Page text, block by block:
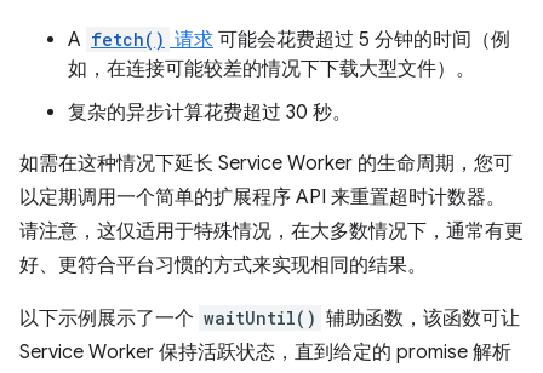
A fetch() 请求 可能会花费超过 5 分钟的时间（例
如，在连接可能较差的情况下下载大型文件）。
复杂的异步计算花费超过 30 秒。
如需在这种情况下延长 Service Worker 的生命周期，您可
以定期调用一个简单的扩展程序 API 来重置超时计数器。
请注意，这仅适用于特殊情况，在大多数情况下，通常有更
好、更符合平台习惯的方式来实现相同的结果。
以下示例展示了一个 waitUntil() 辅助函数，该函数可让
Service Worker 保持活跃状态，直到给定的 promise 解析